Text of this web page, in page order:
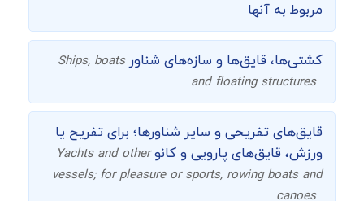
مربوط به آنها
کشتی‌ها، قایق‌ها و سازه‌های شناورShips, boats
and floating structures
قایق‌های تفریحی و سایر شناورها؛ برای تفریح یا
ورزش، قایق‌های پارویی و کانوYachts and other
vessels; for pleasure or sports, rowing boats and
canoes